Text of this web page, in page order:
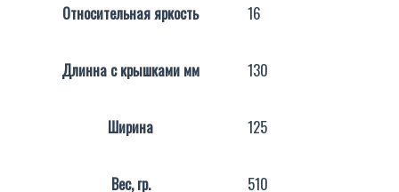
Относительная яркость 16
Длинна с крышками мм 130
Ширина 125
Вес, гр. 510